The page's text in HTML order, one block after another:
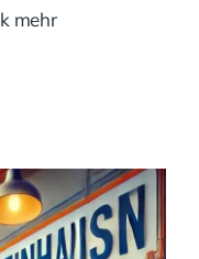
mehr